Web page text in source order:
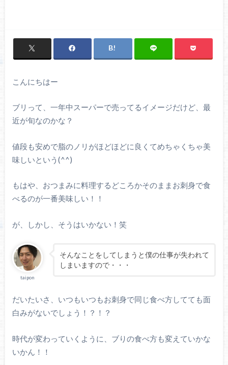
こんにちはー
ブリって、一年中スーパーで売ってるイメージだけど、最
近が旬なのかな？
値段も安めで脂のノリがほどほどに良くてめちゃくちゃ美
味しいという(^^)
もはや、おつまみに料理するどころかそのままお刺身で食
べるのが一番美味しい！！
が、しかし、そうはいかない！笑
taipon
そんなことをしてしまうと僕の仕事が失われて
しまいますので・・・
だいたいさ、いつもいつもお刺身で同じ食べ方してても面
白みがないでしょう！？！？
時代が変わっていくように、ブりの食べ方も変えていかな
いかん！！